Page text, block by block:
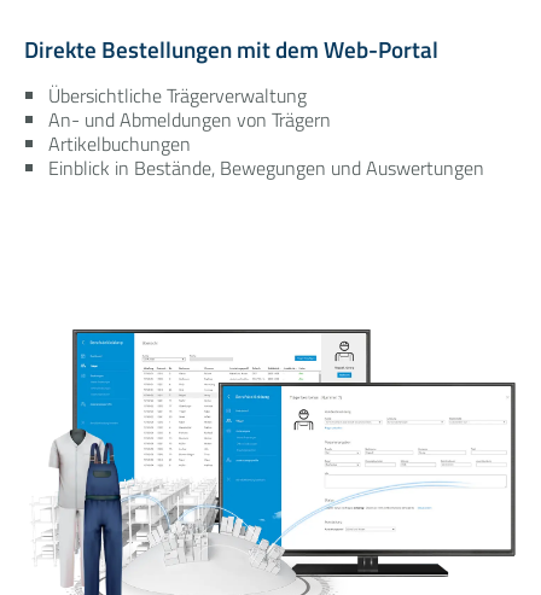
Direkte Bestellungen mit dem Web-Portal
Übersichtliche Trägerverwaltung
An- und Abmeldungen von Trägern
Artikelbuchungen
Einblick in Bestände, Bewegungen und Auswertungen